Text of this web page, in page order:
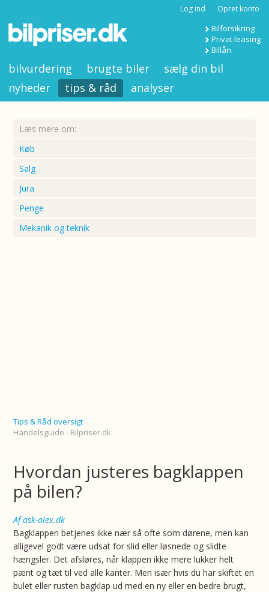
Log ind Opret konto
Bilforsikring
Privat leasing
Billån
bilvurdering brugte biler
sælg din bil
nyheder
tips & råd analyser
Læs mere om:
Køb
Salg
Jura
Penge
Mekanik og teknik
Tips & Råd oversigt
Handelsguide - Bilpriser.dk
Hvordan justeres bagklappen
på bilen?
Af ask-alex.dk
Bagklappen betjenes ikke nær så ofte som dørene, men kan
alligevel godt være udsat for slid eller løsnede og slidte
hængsler. Det afsløres, når klappen ikke mere lukker helt
pænt og tæt til ved alle kanter. Men især hvis du har skiftet en
bulet eller rusten bagklap ud med en ny eller en bedre brugt,